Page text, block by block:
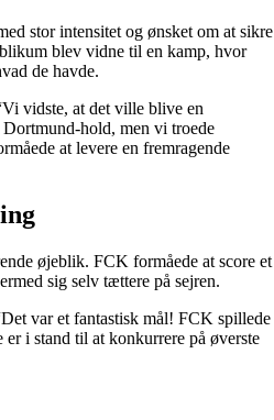
stor intensitet og ønsket om at sikre
blev vidne til en kamp, hvor
de havde.
vidste, at det ville blive en
hold, men vi troede
at levere en fremragende
øjeblik. FCK formåede at score et
sig selv tættere på sejren.
var et fantastisk mål! FCK spillede
i stand til at konkurrere på øverste